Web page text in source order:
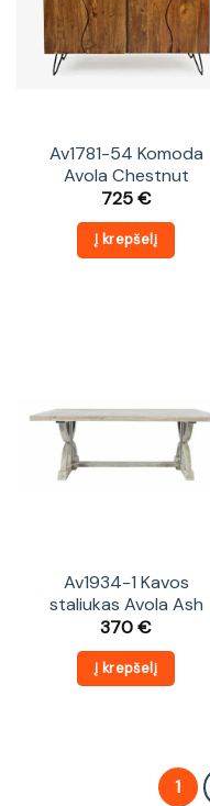
Av1781-54 Komoda
Avola Chestnut
725€
Į krepšelį
Av1934-1 Kavos
staliukas Avola Ash
370€
Į krepšelį
1